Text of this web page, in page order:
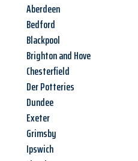
Aberdeen
Bedford
Blackpool
Brighton and Hove
Chesterfield
Der Potteries
Dundee
Exeter
Grimsby
Ipswich